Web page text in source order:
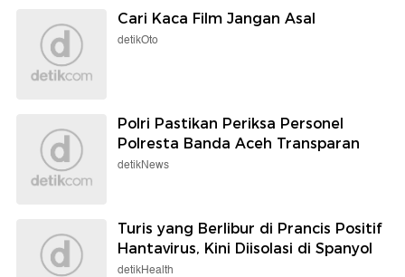
Cari Kaca Film Jangan Asal
detikOto
Polri Pastikan Periksa Personel
Polresta Banda Aceh Transparan
detikNews
Turis yang Berlibur di Prancis Positif
Hantavirus, Kini Diisolasi di Spanyol
detikHealth